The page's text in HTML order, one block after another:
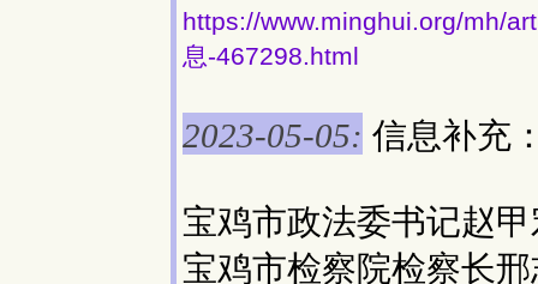
https://www.minghui.org/mh/
息-467298.html
2023-05-05: 信息补充
宝鸡市政法委书记赵
宝鸡市检察院检察长